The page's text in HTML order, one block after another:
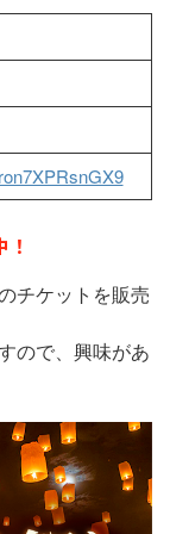
チケットを販売
ので、興味があ